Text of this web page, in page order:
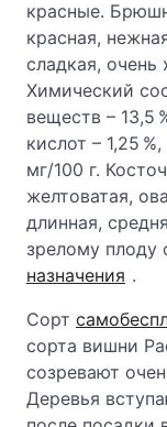
красные.
красная,
сладкая,
Химический
веществ – 13,5
кислот – 1,25
мг/100 г.
желтоватая,
длинная,
зрелому плоду
назначения .
Сорт
сорта вишни
созревают
Деревья